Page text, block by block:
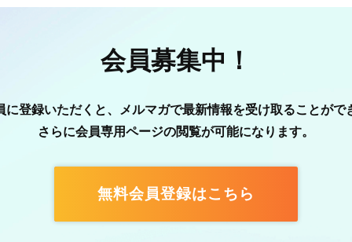
会員募集中！
に登録いただくと、メルマガで最新情報を受け取ることがで
さらに会員専用ページの閲覧が可能になります。
無料会員登録はこちら